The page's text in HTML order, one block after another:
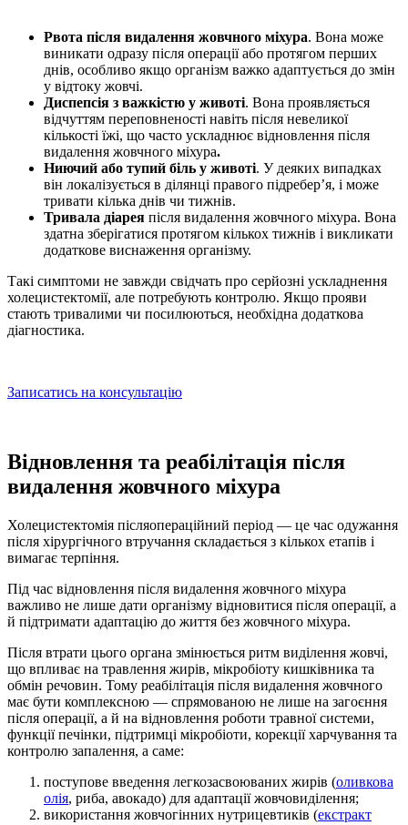
Рвота після видалення жовчного міхура. Вона може
виникати одразу після операції або протягом перших
днів, особливо якщо організм важко адаптується до змін
у відтоку жовчі.
Диспепсія з важкістю у животі. Вона проявляється
відчуттям переповненості навіть після невеликої
кількості їжі, що часто ускладнює відновлення після
видалення жовчного міхура.
Ниючий або тупий біль у животі. У деяких випадках
він локалізується в ділянці правого підребер’я, і може
тривати кілька днів чи тижнів.
Тривала діарея після видалення жовчного міхура. Вона
здатна зберігатися протягом кількох тижнів і викликати
додаткове виснаження організму.
Такі симптоми не завжди свідчать про серйозні ускладнення
холецистектомії, але потребують контролю. Якщо прояви
стають тривалими чи посилюються, необхідна додаткова
діагностика.
Записатись на консультацію
Відновлення та реабілітація після
видалення жовчного міхура
Холецистектомія післяопераційний період — це час одужання
після хірургічного втручання складається з кількох етапів і
вимагає терпіння.
Під час відновлення після видалення жовчного міхура
важливо не лише дати організму відновитися після операції, а
й підтримати адаптацію до життя без жовчного міхура.
Після втрати цього органа змінюється ритм виділення жовчі,
що впливає на травлення жирів, мікробіоту кишківника та
обмін речовин. Тому реабілітація після видалення жовчного
має бути комплексною — спрямованою не лише на загоєння
після операції, а й на відновлення роботи травної системи,
функції печінки, підтримці мікробіоти, корекції харчування та
контролю запалення, а саме:
поступове введення легкозасвоюваних жирів (оливкова
олія, риба, авокадо) для адаптації жовчовиділення;
використання жовчогінних нутрицевтиків (екстракт